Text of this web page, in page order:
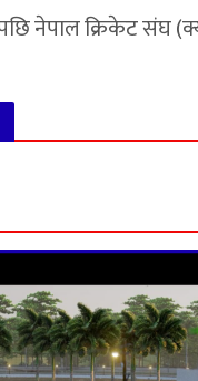
नेपाल क्रिकेट संघ